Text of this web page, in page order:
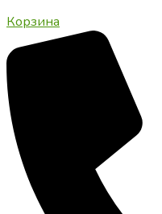
Корзина